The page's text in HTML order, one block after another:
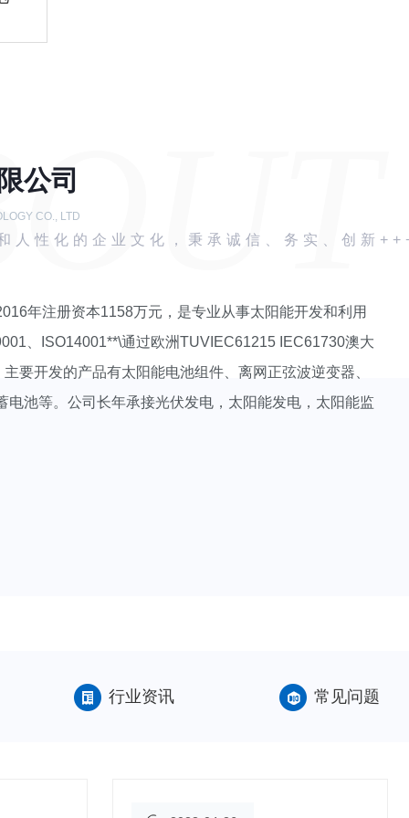
公司
CO., LTD
人性化的企业文化，秉承诚信、务实、创新
年注册资本1158万元，是专业从事太阳能开发和利用
、ISO14001**\通过欧洲TUVIEC61215 IEC61730澳大
要开发的产品有太阳能电池组件、离网正弦波逆变器、
电池等。公司长年承接光伏发电，太阳能发电，太阳能监
行业资讯 常见问题